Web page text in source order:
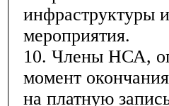
инфраструктуры
мероприятия.
10. Члены НСА,
момент
на платную